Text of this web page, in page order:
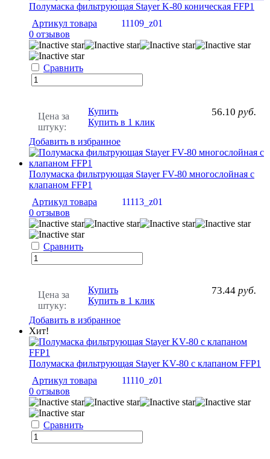
Полумаска фильтрующая Stayer K-80 коническая FFP1
Артикул товара
11109_z01
0 отзывов
Сравнить
Цена за
штуку:
56.10 руб.
Купить
Купить в 1 клик
Добавить в избранное
Полумаска фильтрующая Stayer FV-80 многослойная с
клапаном FFP1
Артикул товара
11113_z01
0 отзывов
Сравнить
Цена за
штуку:
73.44 руб.
Купить
Купить в 1 клик
Добавить в избранное
Хит!
Полумаска фильтрующая Stayer KV-80 с клапаном FFP1
Артикул товара
11110_z01
0 отзывов
Сравнить